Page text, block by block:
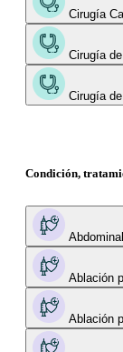
Cirugía
Cirugía
Cirugía
Condición,
Ablación
Ablación